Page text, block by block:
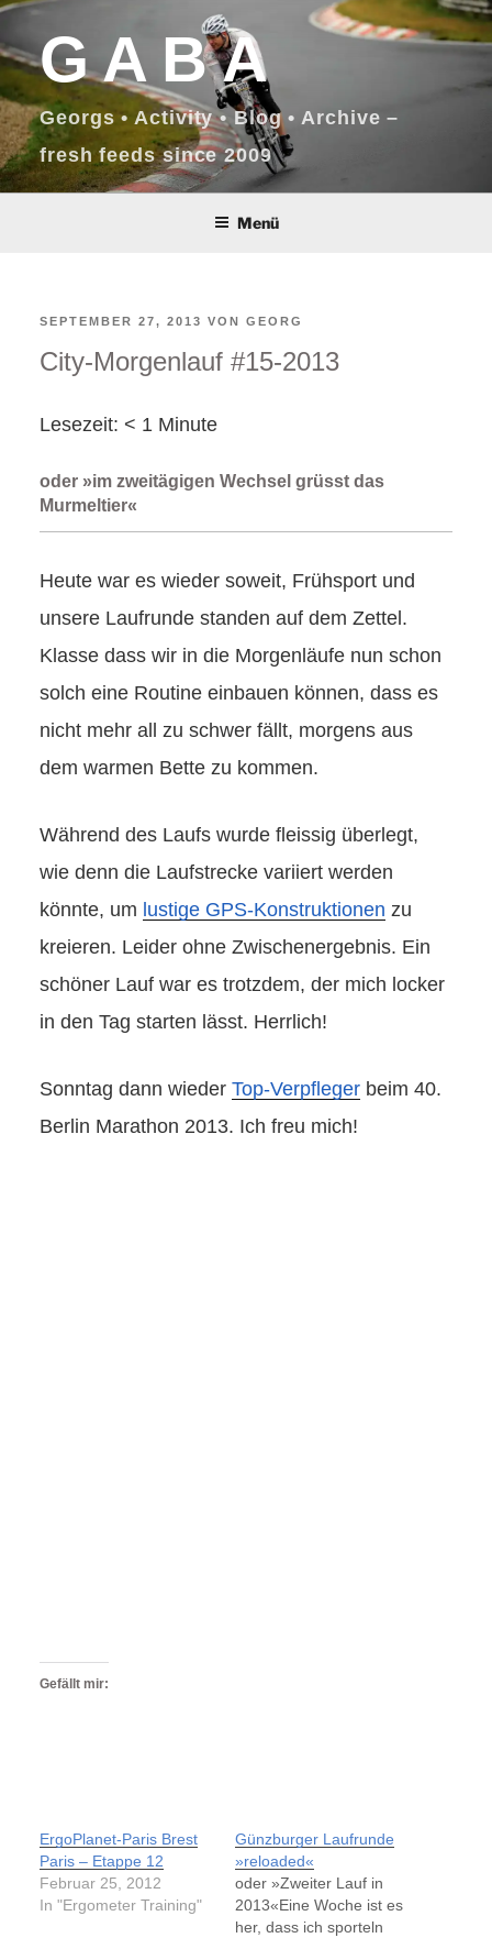
Zum
Inhalt
springenGABA
Georgs • Activity • Blog • Archive –
fresh feeds since 2009
Menü
VERÖFFENTLICHT
AM
SEPTEMBER 27, 2013 VON GEORG
City-Morgenlauf #15-2013
Lesezeit: < 1 Minute
oder »im zweitägigen Wechsel grüsst das
Murmeltier«
Heute war es wieder soweit, Frühsport und
unsere Laufrunde standen auf dem Zettel.
Klasse dass wir in die Morgenläufe nun schon
solch eine Routine einbauen können, dass es
nicht mehr all zu schwer fällt, morgens aus
dem warmen Bette zu kommen.
Während des Laufs wurde fleissig überlegt,
wie denn die Laufstrecke variiert werden
könnte, um lustige GPS-Konstruktionen zu
kreieren. Leider ohne Zwischenergebnis. Ein
schöner Lauf war es trotzdem, der mich locker
in den Tag starten lässt. Herrlich!
Sonntag dann wieder Top-Verpfleger beim 40.
Berlin Marathon 2013. Ich freu mich!
Gefällt mir:
ErgoPlanet-Paris Brest
Paris – Etappe 12
Februar 25, 2012
In "Ergometer Training"
Günzburger Laufrunde
»reloaded«
oder »Zweiter Lauf in
2013«Eine Woche ist es
her, dass ich sporteln